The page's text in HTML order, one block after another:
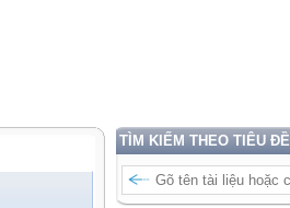
TÌM KIẾM THEO TIÊU ĐỀ